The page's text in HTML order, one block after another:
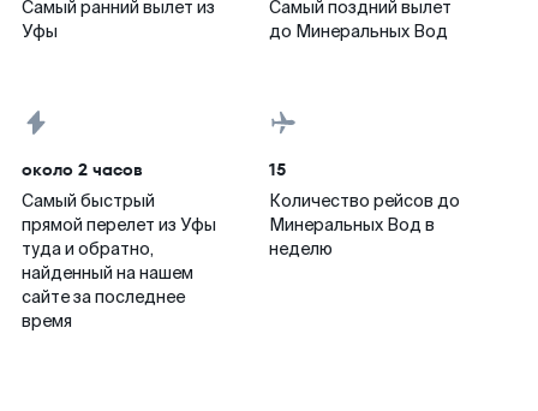
Самый ранний вылет из
Уфы
Самый поздний вылет
до Минеральных Вод
около 2 часов
Самый быстрый
прямой перелет из Уфы
туда и обратно,
найденный на нашем
сайте за последнее
время
15
Количество рейсов до
Минеральных Вод в
неделю